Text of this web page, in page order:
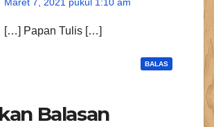
[…] Papan Tulis […]
BALAS
Balasan